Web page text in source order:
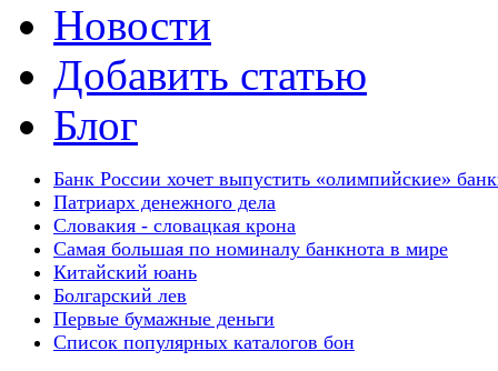
Новости
Добавить статью
Блог
Банк России хочет выпустить «олимпийские»
Патриарх денежного дела
Словакия - словацкая крона
Самая большая по номиналу банкнота в мире
Китайский юань
Болгарский лев
Первые бумажные деньги
Список популярных каталогов бон